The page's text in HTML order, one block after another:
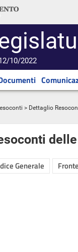
10/2022
> Dettaglio
Generale